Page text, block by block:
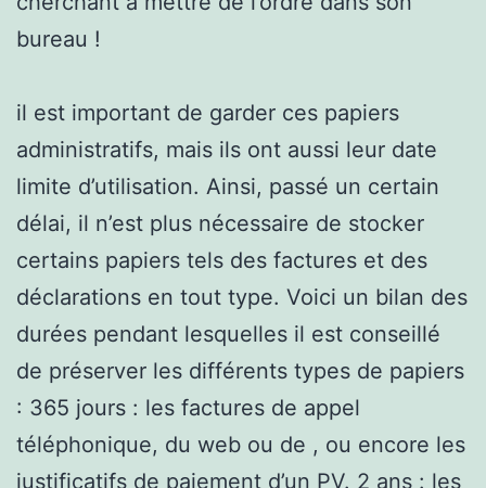
bureau !
il est important de garder ces papiers
administratifs, mais ils ont aussi leur date
limite d’utilisation. Ainsi, passé un certain
délai, il n’est plus nécessaire de stocker
certains papiers tels des factures et des
déclarations en tout type. Voici un bilan des
durées pendant lesquelles il est conseillé
de préserver les différents types de papiers
: 365 jours : les factures de appel
téléphonique, du web ou de , ou encore les
justificatifs de paiement d’un PV. 2 ans : les